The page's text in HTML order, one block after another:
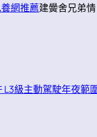
網推薦建黌舍兄弟
級主動駕駛年夜範